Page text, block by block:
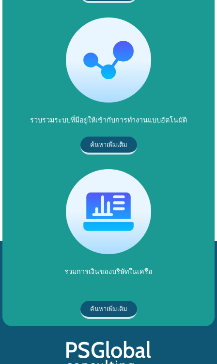
รวบรวมระบบที่มีอยู่ให้เข้ากับการทำงานแบบอัตโนมัติ
ค้นหาเพิ่มเติม
รวมการเงินของบริษัทในเครือ
ค้นหาเพิ่มเติม